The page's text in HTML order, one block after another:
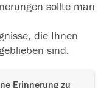
sollte man
die Ihnen
sind.
Erinnerung zu